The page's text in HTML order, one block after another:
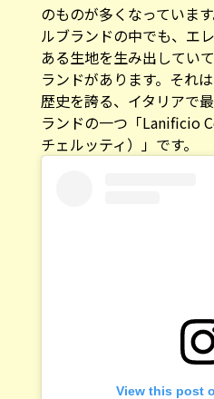
のものが多くなっていま
ルブランドの中でも、エ
ある生地を生み出してい
ランドがあります。それ
歴史を誇る、イタリアで
ランドの一つ「Lanificio
チェルッティ） 」です。
View this post